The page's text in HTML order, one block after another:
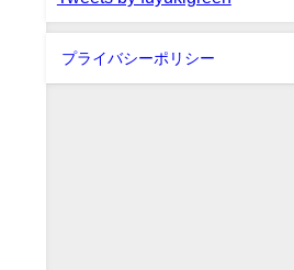
プライバシーポリシー